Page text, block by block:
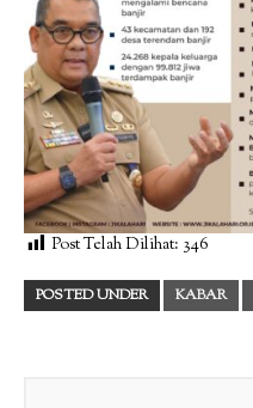
Post Telah Dilihat: 346
POSTED UNDER KABAR